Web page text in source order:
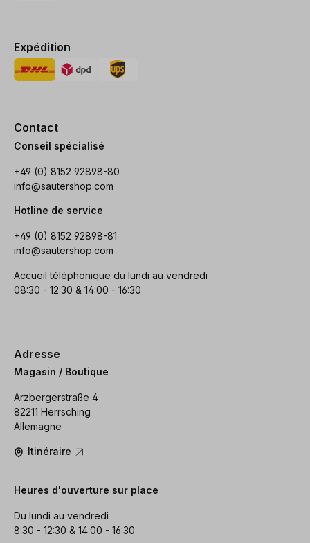
Expédition
Contact
Conseil spécialisé
+49 (0) 8152 92898-80
info@sautershop.com
Hotline de service
+49 (0) 8152 92898-81
info@sautershop.com
Accueil téléphonique du lundi au vendredi
08:30 - 12:30 & 14:00 - 16:30
Adresse
Magasin / Boutique
Arzbergerstraße 4
82211 Herrsching
Allemagne
Itinéraire
Heures d'ouverture sur place
Du lundi au vendredi
8:30 - 12:30 & 14:00 - 16:30